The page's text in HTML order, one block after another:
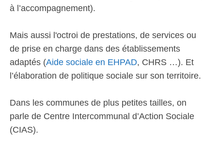
à l’accompagnement).
Mais aussi l'octroi de prestations, de services ou
de prise en charge dans des établissements
adaptés (Aide sociale en EHPAD, CHRS …). Et
l’élaboration de politique sociale sur son territoire.
Dans les communes de plus petites tailles, on
parle de Centre Intercommunal d’Action Sociale
(CIAS).